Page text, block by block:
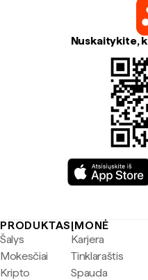
Nuskaitykite,
PRODUKTAS
Šalys
Mokesčiai
Kripto
ĮMONĖ
Karjera
Tinklaraštis
Spauda